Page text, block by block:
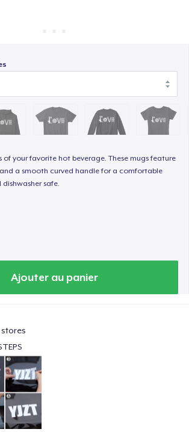
of your favorite hot beverage. These mugs feature
a smooth curved handle for a comfortable
safe.
Ajouter au panier
Flowy Tank Top
Long Sleeve Tee